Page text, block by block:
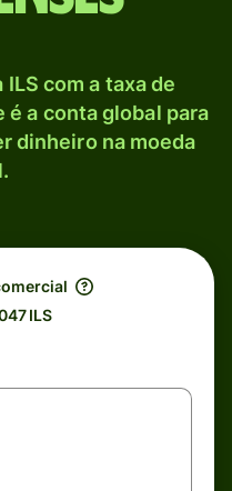
com a taxa de
é a conta global para
dinheiro na moeda
ILS